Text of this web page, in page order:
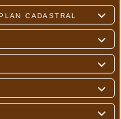

cadastral



